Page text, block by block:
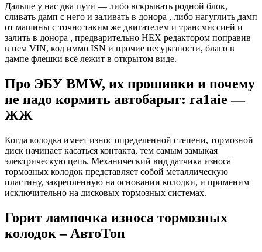
Дальше у нас два пути — либо вскрывать родной блок,
сливать дамп с него и заливать в донора , либо нагуглить дамп
от машины с точно таким же двигателем и трансмиссией и
залить в донора , предварительно HEX редактором поправив
в нем VIN, код иммо ISN и прочие несуразности, благо в
дампе флешки всё лежит в открытом виде.
Про ЭБУ BMW, их прошивки и почему
не надо кормить автобарыг: ra1aie —
ЖЖ
Когда колодка имеет износ определенной степени, тормозной
диск начинает касаться контакта, тем самым замыкая
электрическую цепь. Механический вид датчика износа
тормозных колодок представляет собой металлическую
пластину, закрепленную на основании колодки, и применим
исключительно на дисковых тормозных системах.
Горит лампочка износа тормозных
колодок – АвтоТоп